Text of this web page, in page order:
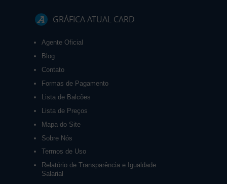
GRÁFICA ATUAL CARD
Agente Oficial
Blog
Contato
Formas de Pagamento
Lista de Balcões
Lista de Preços
Mapa do Site
Sobre Nós
Termos de Uso
Relatório de Transparência e Igualdade
Salarial